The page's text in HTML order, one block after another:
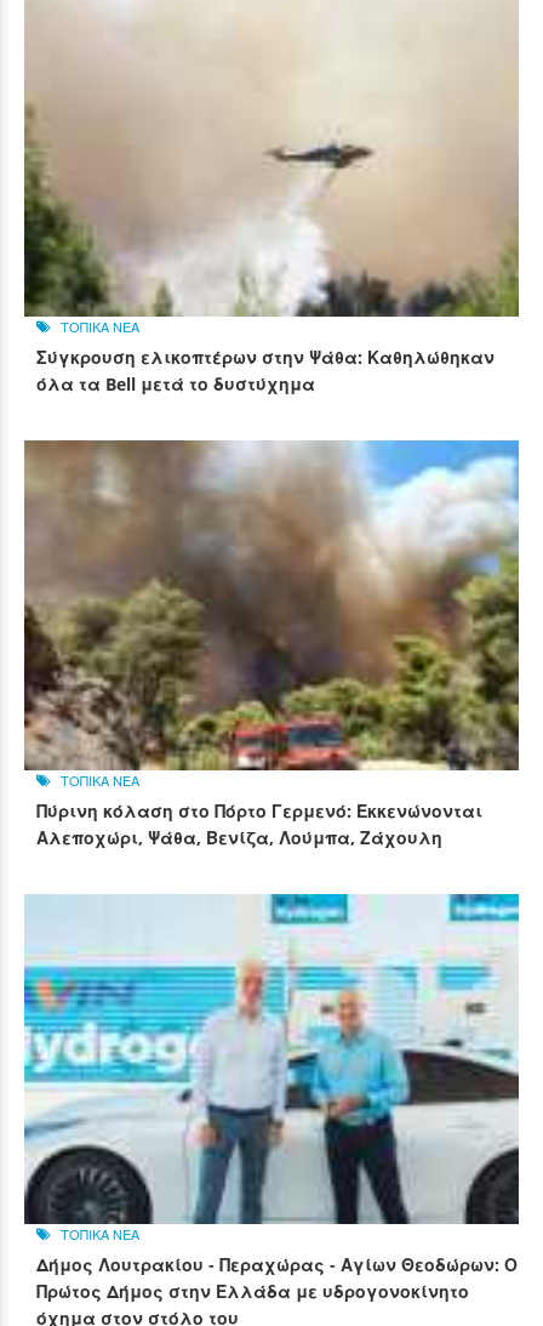
ΤΟΠΙΚΑ ΝΕΑ
Σύγκρουση ελικοπτέρων στην Ψάθα: Καθηλώθηκαν
όλα τα Bell μετά το δυστύχημα
ΤΟΠΙΚΑ ΝΕΑ
Πύρινη κόλαση στο Πόρτο Γερμενό: Εκκενώνονται
Αλεποχώρι, Ψάθα, Βενίζα, Λούμπα, Ζάχουλη
ΤΟΠΙΚΑ ΝΕΑ
Δήμος Λουτρακίου - Περαχώρας - Αγίων Θεοδώρων: Ο
Πρώτος Δήμος στην Ελλάδα με υδρογονοκίνητο
όχημα στον στόλο του